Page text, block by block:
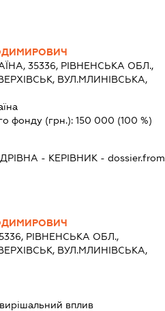
35336, РІВНЕНСЬКА ОБЛ.,
ВУЛ.МЛИНІВСЬКА,
фонду (грн.): 150 000 (100 %)
- КЕРІВНИК - dossier.from
РІВНЕНСЬКА ОБЛ.,
ВУЛ.МЛИНІВСЬКА,
вплив